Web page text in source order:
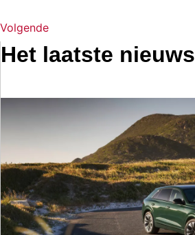
Volgende
Het laatste nieuws